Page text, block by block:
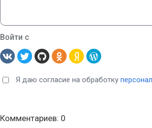
Войти с
Я даю согласие на обработку
Комментариев: 0